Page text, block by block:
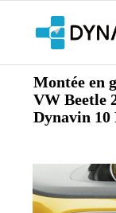
Montée en
VW Beetle
Dynavin 10